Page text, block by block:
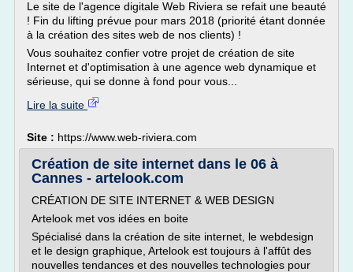
Le site de l'agence digitale Web Riviera se refait une beauté
! Fin du lifting prévue pour mars 2018 (priorité étant donnée
à la création des sites web de nos clients) !
Vous souhaitez confier votre projet de création de site
Internet et d'optimisation à une agence web dynamique et
sérieuse, qui se donne à fond pour vous...
Lire la suite
Site : https://www.web-riviera.com
Création de site internet dans le 06 à
Cannes - artelook.com
CRÉATION DE SITE INTERNET & WEB DESIGN
Artelook met vos idées en boite
Spécialisé dans la création de site internet, le webdesign
et le design graphique, Artelook est toujours à l'affût des
nouvelles tendances et des nouvelles technologies pour